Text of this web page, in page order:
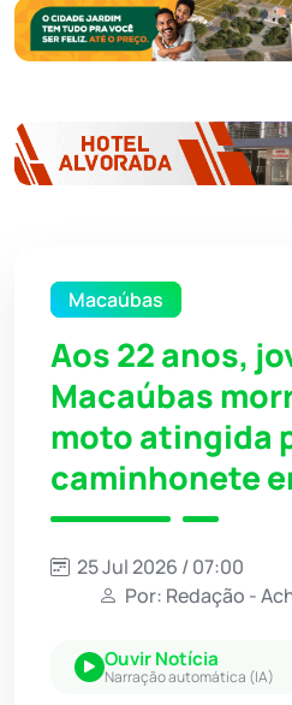
Macaúbas
Aos 22 anos,
Macaúbas
moto atingida
caminhonete
25 Jul 2026 / 07:00
Por: Redação -
Ouvir Notícia
Narração automática (IA)